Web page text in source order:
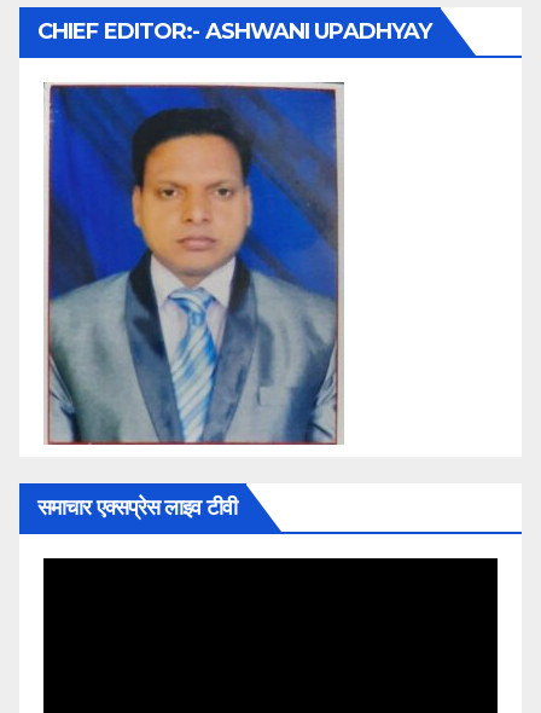
CHIEF EDITOR:- ASHWANI UPADHYAY
समाचार एक्सप्रेस लाइव टीवी